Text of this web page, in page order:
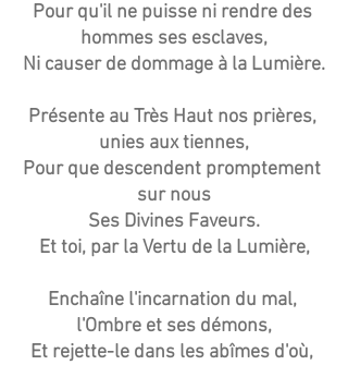
Pour qu'il ne puisse ni rendre des
hommes ses esclaves,
Ni causer de dommage à la Lumière.
Présente au Très Haut nos prières,
unies aux tiennes,
Pour que descendent promptement
sur nous
Ses Divines Faveurs.
Et toi, par la Vertu de la Lumière,
Enchaîne l'incarnation du mal,
l'Ombre et ses démons,
Et rejette-le dans les abîmes d'où,